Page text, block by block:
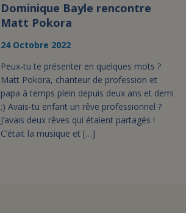
Dominique Bayle rencontre
Matt Pokora
24 Octobre 2022
Peux-tu te présenter en quelques mots ?
Matt Pokora, chanteur de profession et
papa à temps plein depuis deux ans et demi
;) Avais-tu enfant un rêve professionnel ?
J’avais deux rêves qui étaient partagés !
C’était la musique et […]